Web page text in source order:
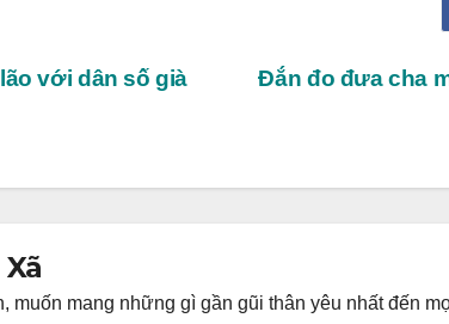
Đắn đo đưa cha
với dân số già
muốn mang những gì gần gũi thân yêu nhất đến